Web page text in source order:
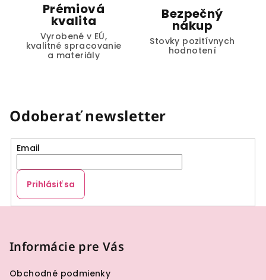
Prémiová
kvalita
Vyrobené v EÚ,
kvalitné spracovanie
a materiály
Bezpečný
nákup
Stovky pozitívnych
hodnotení
Odoberať newsletter
Email
Prihlásiť sa
Informácie pre Vás
Obchodné podmienky